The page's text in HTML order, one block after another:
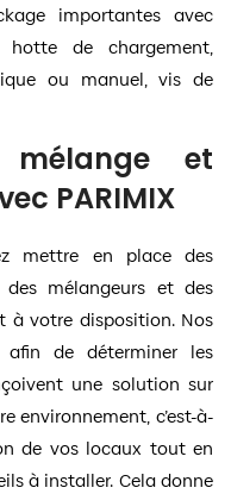
importantes avec
hotte de chargement,
ou manuel, vis de
et
PARIMIX
mettre en place des
mélangeurs et des
à votre disposition. Nos
afin de déterminer les
une solution sur
environnement, c’est-à-
de vos locaux tout en
à installer. Cela donne